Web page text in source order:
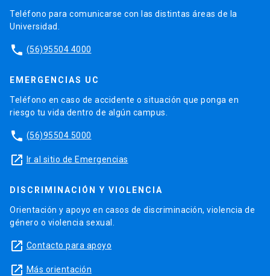
Teléfono para comunicarse con las distintas áreas de la
Universidad.
phone (56)95504 4000
EMERGENCIAS UC
Teléfono en caso de accidente o situación que ponga en
riesgo tu vida dentro de algún campus.
phone (56)95504 5000
launch Ir al sitio de Emergencias
DISCRIMINACIÓN Y VIOLENCIA
Orientación y apoyo en casos de discriminación, violencia de
género o violencia sexual.
launch Contacto para apoyo
launch Más orientación